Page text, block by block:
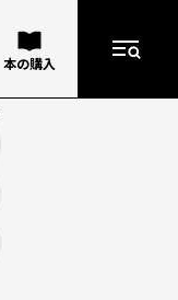
本の購入